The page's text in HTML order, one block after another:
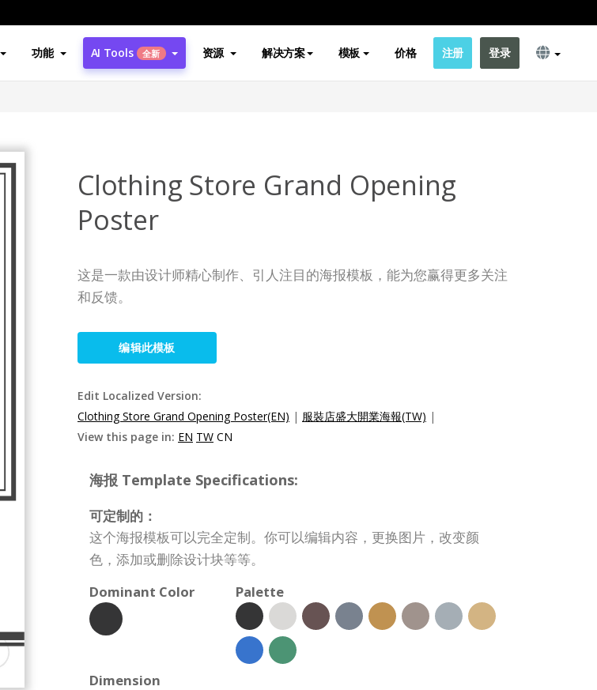
功能 AI Tools 全新 资源 解决方案 模板 价格 注册 登录
Clothing Store Grand Opening
Poster
这是一款由设计师精心制作、引人注目的海报模板，能为您赢得更多关注
和反馈。
编辑此模板
Edit Localized Version:
Clothing Store Grand Opening Poster(EN) | 服裝店盛大開業海報(TW) |
View this page in: EN TW CN
海报 Template Specifications:
可定制的：
这个海报模板可以完全定制。你可以编辑内容，更换图片，改变颜
色，添加或删除设计块等等。
Dominant Color
Palette
Dimension